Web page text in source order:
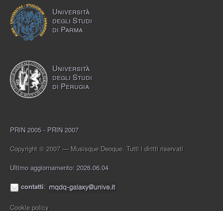
Università
degli Studi
di Parma
Università
degli Studi
di Perugia
PRIN 2005 - PRIN 2007
Copyright © 2007 — Musisque Deoque. Tutti i diritti riservati
Ultimo aggiornamento: 2026.06.04
contatti:
Cookie policy